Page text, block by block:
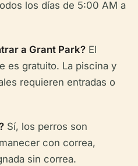
los días de 5:00 AM a
a Grant Park? El
es gratuito. La piscina y
requieren entradas o
Sí, los perros son
con correa,
sin correa.